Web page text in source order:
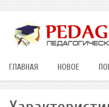
ГЛАВНАЯ НОВОЕ